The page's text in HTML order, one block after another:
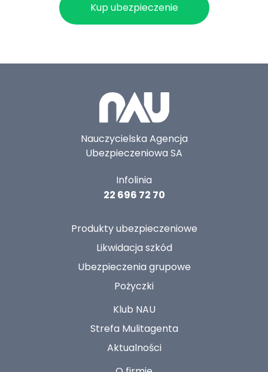
Kup ubezpieczenie
Nauczycielska Agencja
Ubezpieczeniowa SA
Infolinia
22 696 72 70
Produkty ubezpieczeniowe
Likwidacja szkód
Ubezpieczenia grupowe
Pożyczki
Klub NAU
Strefa Mulitagenta
Aktualności